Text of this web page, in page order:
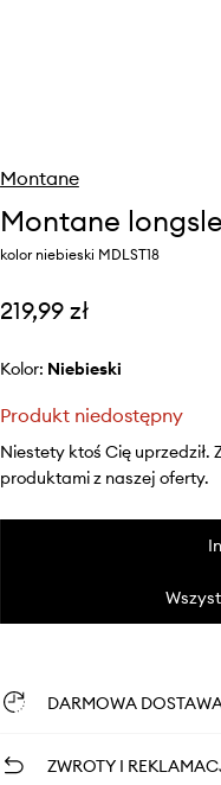
Montane
Montane
kolor niebieski MDLST18
219,99 zł
Kolor: niebieski
Produkt niedostępny
Niestety ktoś Cię uprzedził.
produktami z naszej oferty.
DARMOWA
ZWROTY I